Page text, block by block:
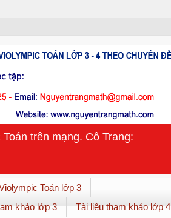
trên mạng. Cô Trang:
Toán lớp 3
khảo lớp 3
Tài liệu tham khảo lớp 4